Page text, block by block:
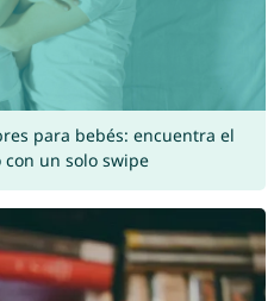
para bebés: encuentra el
un solo swipe